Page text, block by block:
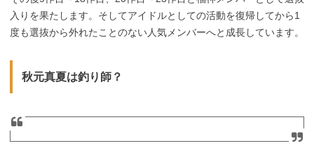
入りを果たします。そしてアイドルとしての活動を復帰してから1
度も選抜から外れたことのない人気メンバーへと成長しています。
秋元真夏は釣り師？